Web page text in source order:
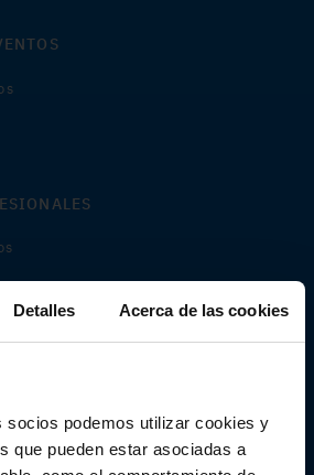
Detalles Acerca de las cookies
socios podemos utilizar cookies y
que pueden estar asociadas a
Médica